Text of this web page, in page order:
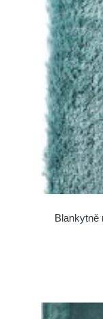
Blankytně